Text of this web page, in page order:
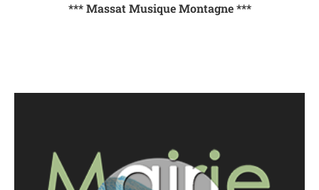
*** Massat Musique Montagne ***